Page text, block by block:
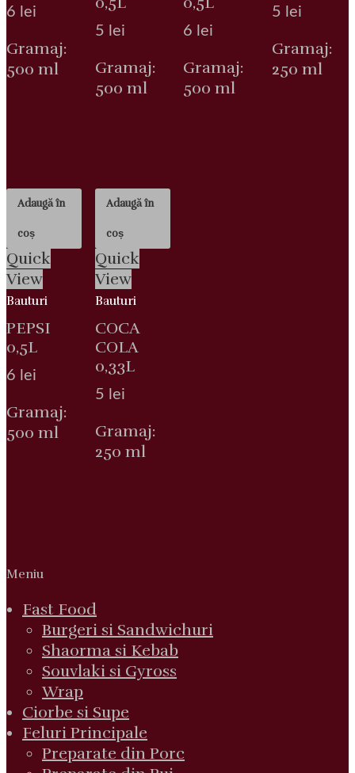
6 lei
Gramaj:
500 ml
5 lei
Gramaj:
500 ml
6 lei
Gramaj:
500 ml
5 lei
Gramaj:
250 ml
Adaugă în
coș
Quick
View
Bauturi
PEPSI
0,5L
6 lei
Gramaj:
500 ml
Adaugă în
coș
Quick
View
Bauturi
COCA
COLA
0,33L
5 lei
Gramaj:
250 ml
Meniu
Fast Food
Burgeri si Sandwichuri
Shaorma si Kebab
Souvlaki si Gyross
Wrap
Ciorbe si Supe
Feluri Principale
Preparate din Porc